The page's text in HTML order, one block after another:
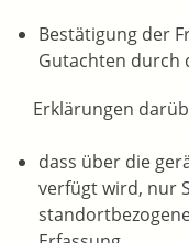
Bestätigung der
Gutachten durch
Erklärungen
dass über die
verfügt wird, nur